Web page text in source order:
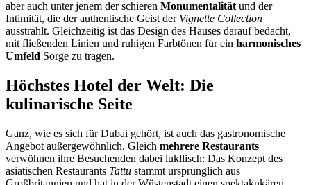
aber auch unter jenem der schieren Monumentalität und der
Intimität, die der authentische Geist der Vignette Collection
ausstrahlt. Gleichzeitig ist das Design des Hauses darauf bedacht,
mit fließenden Linien und ruhigen Farbtönen für ein harmonisches
Umfeld Sorge zu tragen.
Höchstes Hotel der Welt: Die
kulinarische Seite
Ganz, wie es sich für Dubai gehört, ist auch das gastronomische
Angebot außergewöhnlich. Gleich mehrere Restaurants
verwöhnen ihre Besuchenden dabei lukllisch: Das Konzept des
asiatischen Restaurants Tattu stammt ursprünglich aus